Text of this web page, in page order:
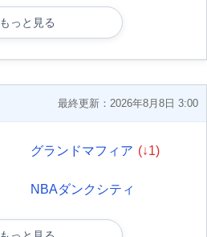
もっと見る
最終更新：2026年8月8日 3:00
グランドマフィア (↓1)
NBAダンクシティ